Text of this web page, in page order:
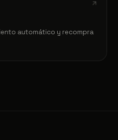
automático y recompra